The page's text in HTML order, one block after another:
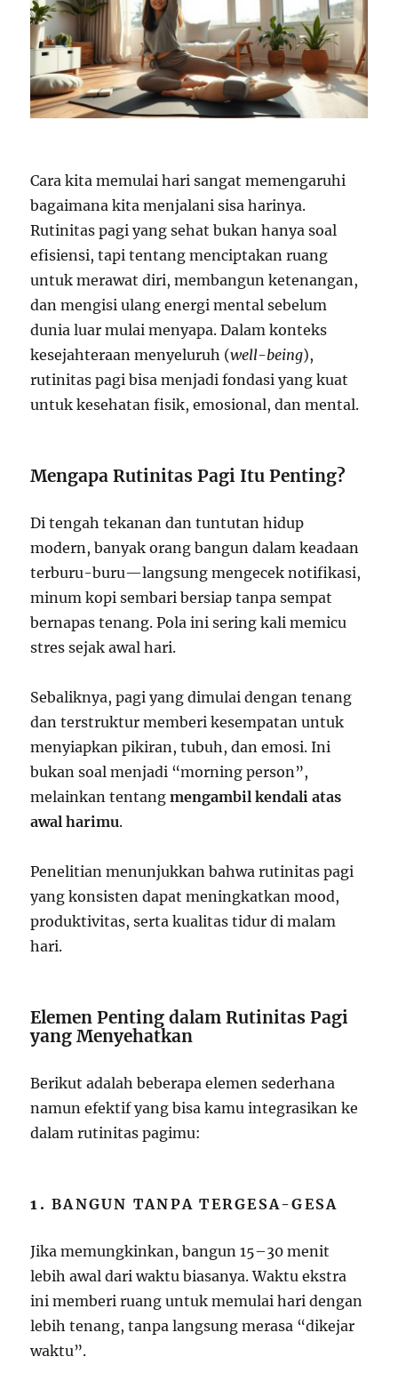
Cara kita memulai hari sangat memengaruhi
bagaimana kita menjalani sisa harinya.
Rutinitas pagi yang sehat bukan hanya soal
efisiensi, tapi tentang menciptakan ruang
untuk merawat diri, membangun ketenangan,
dan mengisi ulang energi mental sebelum
dunia luar mulai menyapa. Dalam konteks
kesejahteraan menyeluruh (well-being),
rutinitas pagi bisa menjadi fondasi yang kuat
untuk kesehatan fisik, emosional, dan mental.
Mengapa Rutinitas Pagi Itu Penting?
Di tengah tekanan dan tuntutan hidup
modern, banyak orang bangun dalam keadaan
terburu-buru—langsung mengecek notifikasi,
minum kopi sembari bersiap tanpa sempat
bernapas tenang. Pola ini sering kali memicu
stres sejak awal hari.
Sebaliknya, pagi yang dimulai dengan tenang
dan terstruktur memberi kesempatan untuk
menyiapkan pikiran, tubuh, dan emosi. Ini
bukan soal menjadi “morning person”,
melainkan tentangmengambil kendali atas
awal harimu.
Penelitian menunjukkan bahwa rutinitas pagi
yang konsisten dapat meningkatkan mood,
produktivitas, serta kualitas tidur di malam
hari.
Elemen Penting dalam Rutinitas Pagi
yang Menyehatkan
Berikut adalah beberapa elemen sederhana
namun efektif yang bisa kamu integrasikan ke
dalam rutinitas pagimu:
1.BANGUN TANPA TERGESA-GESA
Jika memungkinkan, bangun 15–30 menit
lebih awal dari waktu biasanya. Waktu ekstra
ini memberi ruang untuk memulai hari dengan
lebih tenang, tanpa langsung merasa “dikejar
waktu”.